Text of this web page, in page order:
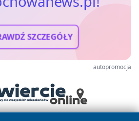
SZCZEGÓŁY
autopromocja